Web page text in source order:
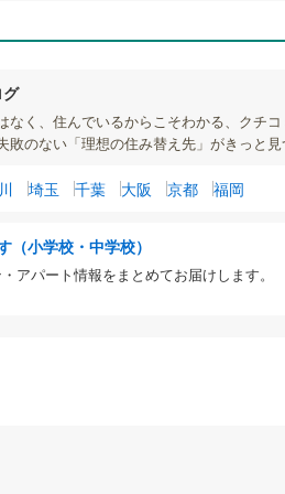
く、住んでいるからこそわかる、クチコ
のない「理想の住み替え先」がきっと見
埼玉 千葉 大阪 京都 福岡
（小学校・中学校）
アパート情報をまとめてお届けします。